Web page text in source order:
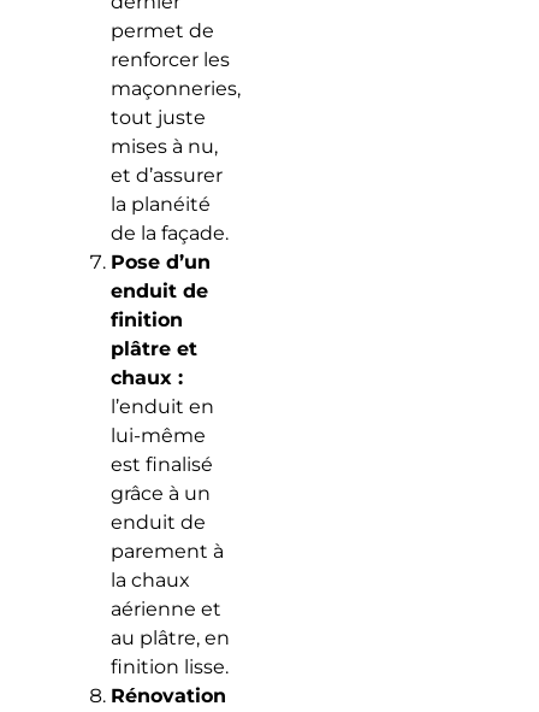
permet de
renforcer les
maçonneries,
tout juste
mises à nu,
et d’assurer
la planéité
de la façade.
Pose d’un
enduit de
finition
plâtre et
chaux :
l’enduit en
lui-même
est finalisé
grâce à un
enduit de
parement à
la chaux
aérienne et
au plâtre, en
finition lisse.
Rénovation